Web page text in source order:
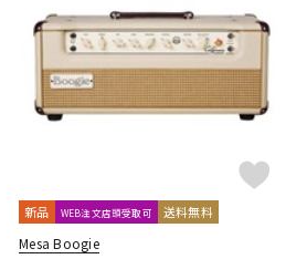
新品 WEB注文店頭受取可 送料無料
Mesa Boogie